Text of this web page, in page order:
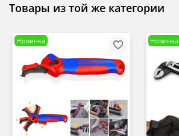
Товары из той же категории
Новинка Новинка